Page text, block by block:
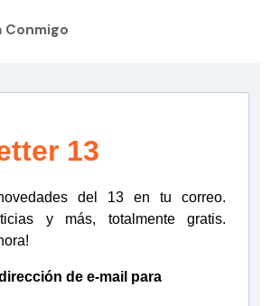
Conmigo
13
del 13 en tu correo.
y más, totalmente gratis.
de e-mail para